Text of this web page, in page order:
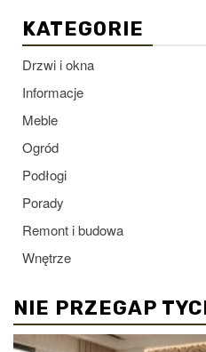
KATEGORIE
Drzwi i okna
Informacje
Meble
Ogród
Podłogi
Porady
Remont i budowa
Wnętrze
NIE PRZEGAP